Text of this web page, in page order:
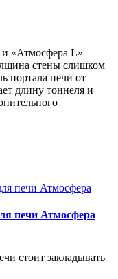
«Атмосфера L»
стены слишком
портала печи от
длину тоннеля и
печи Атмосфера
стоит закладывать